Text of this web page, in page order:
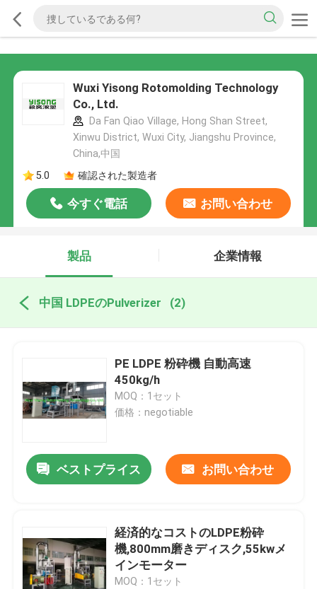
Wuxi Yisong Rotomolding Technology
Co., Ltd.
Da Fan Qiao Village, Hong Shan Street,
Xinwu District, Wuxi City, Jiangshu Province,
China,中国
5.0
確認された製造者
今すぐ電話 お問い合わせ
製品 企業情報
中国 LDPEのPulverizer (2)
PE LDPE 粉砕機 自動高速
450kg/h
MOQ：1セット
価格：negotiable
ベストプライス お問い合わせ
経済的なコストのLDPE粉砕
機,800mm磨きディスク,55kwメ
インモーター
MOQ：1セット